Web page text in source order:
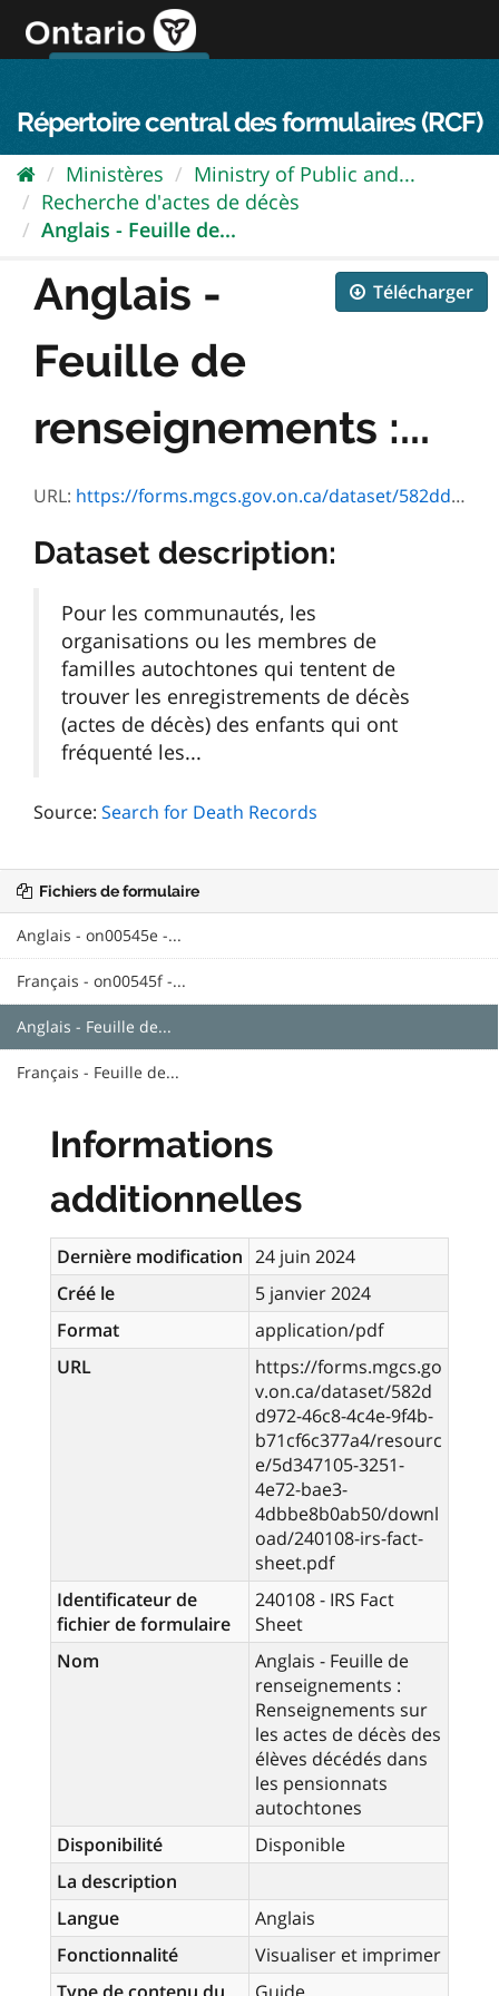
directement
au
Répertoire central des formulaires (RCF)
Ministères
Ministry of Public and...
Recherche d'actes de décès
Anglais - Feuille de...
Télécharger
Anglais -
Feuille de
renseignements :...
URL: https://forms.mgcs.gov.on.ca/dataset/582dd972-46c8-4c4e-9f4b-b71cf6c377a4/resource/5d347105-3251-4e72-bae3-4dbbe8b0ab50/download/240108-irs-fact-sheet.pdf
Dataset description:
Pour les communautés, les
organisations ou les membres de
familles autochtones qui tentent de
trouver les enregistrements de décès
(actes de décès) des enfants qui ont
fréquenté les...
Source: Search for Death Records
Fichiers de formulaire
Anglais - on00545e -...
Français - on00545f -...
Anglais - Feuille de...
Français - Feuille de...
Informations
additionnelles
Dernière modification 24 juin 2024
Créé le
5 janvier 2024
Format
application/pdf
URL
https://forms.mgcs.go
v.on.ca/dataset/582d
d972-46c8-4c4e-9f4b-
b71cf6c377a4/resourc
e/5d347105-3251-
4e72-bae3-
4dbbe8b0ab50/downl
oad/240108-irs-fact-
sheet.pdf
Identificateur de
fichier de formulaire
240108 - IRS Fact
Sheet
Nom
Anglais - Feuille de
renseignements :
Renseignements sur
les actes de décès des
élèves décédés dans
les pensionnats
autochtones
Disponibilité
Disponible
La description
Langue
Anglais
Fonctionnalité
Visualiser et imprimer